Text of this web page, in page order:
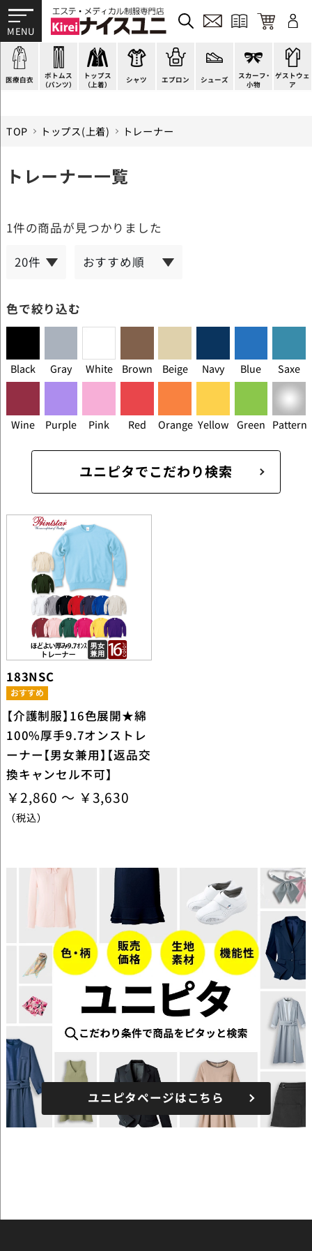
医療白衣
ドクターコート
ドクタージャケット
医療用ジャケット
ケーシージャケット
ボトムス
（パンツ）
パンツ
スクラブパンツ
スカート
キュロット
トップス
（上着）
オーバーブラウス
ベスト
アウター
アンダーウェア
シャツ
カットソー
ブラウス
ポロシャツ
Tシャツ
エプロン
H型エプロン
腰下エプロン
ラップエプロン
エプロンドレス
シューズ
スニーカー
サンダル
ナースシューズ
パンプス
スカーフ・
小物
すべて
スカーフ・リボン
バッグ
ゲストウェ
ア
ゲストウェア
施術衣
マタニティユニフォーム
衛生アイテム
TOP トップス(上着) トレーナー
トレーナー一覧
1件の商品が見つかりました
色で絞り込む
Black Gray White Brown Beige Navy Blue Saxe
Wine Purple Pink Red Orange Yellow Green Pattern
ユニピタでこだわり検索
183NSC
【介護制服】16色展開★綿
100%厚手9.7オンストレ
ーナー【男女兼用】【返品交
換キャンセル不可】
￥2,860 ～ ￥3,630
（税込）
ユニピタページはこちら